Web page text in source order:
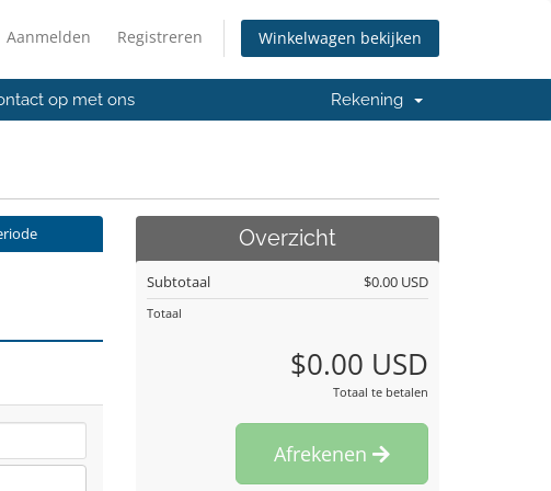
Aanmelden Registreren Winkelwagen bekijken
op met ons Rekening
Overzicht
Subtotaal $0.00 USD
Totaal
$0.00 USD
Totaal te betalen
Afrekenen